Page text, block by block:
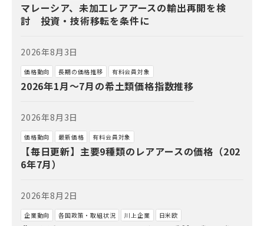
マレーシア、未加工レアアースの輸出再開を検
討 投資・技術移転を条件に
2026年8月3日
価格動向 長期の価格推移 有料会員対象
2026年1月～7月の希土類価格指数推移
2026年8月3日
価格動向 最新価格 有料会員対象
【毎日更新】主要9種類のレアアースの価格（202
6年7月）
2026年8月2日
企業動向 各国政策・取組状況 川上企業 日米欧